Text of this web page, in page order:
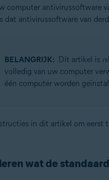
VPN 5.x voor Windows
Cleanup Premium 22.x voor
Updater 22.x voor Windows
Battery Saver 22.x voor Windows
Windows 10 Home / Pro /
Windows 7 Home Basic /
computer antivirussoftware
dat antivirussoftware van
BELANGRIJK: Dit artikel is
volledig van uw computer
één computer worden
in dit artikel om eerst
wat de